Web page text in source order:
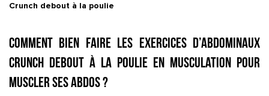
Crunch debout à la poulie
Comment bien faire les exercices d’abdominaux
Crunch debout à la poulie en musculation pour
muscler ses abdos ?